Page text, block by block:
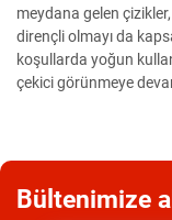
meydana gelen
dirençli olmayı da
koşullarda yoğun
çekici görünmeye
Bültenimize